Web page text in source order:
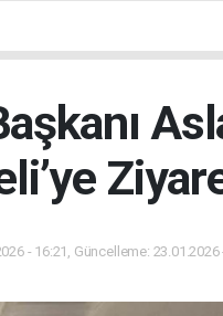
- 16:21, Güncelleme: 23.01.2026